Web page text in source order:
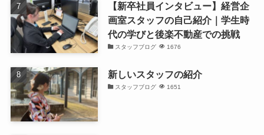
【新卒社員インタビュー】経営企
画室スタッフの自己紹介｜学生時
代の学びと後楽不動産での挑戦
スタッフブログ 1676
新しいスタッフの紹介
スタッフブログ 1651